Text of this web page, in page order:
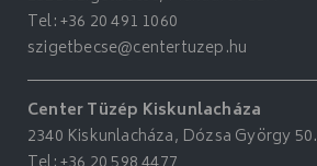
Tel:+36 20 491 1060
szigetbecse@centertuzep.hu
Center Tüzép Kiskunlacháza
2340 Kiskunlacháza, Dózsa György 50.